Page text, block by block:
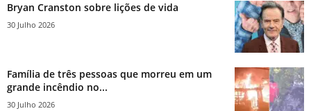
Bryan Cranston sobre lições de vida
30 Julho 2026
Família de três pessoas que morreu em um
grande incêndio no...
30 Julho 2026